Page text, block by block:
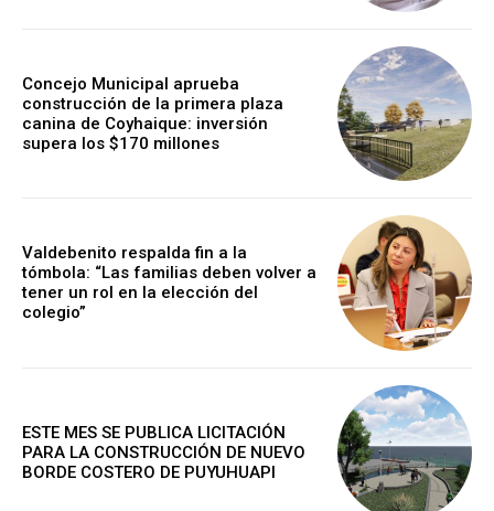
Concejo Municipal aprueba
construcción de la primera plaza
canina de Coyhaique: inversión
supera los $170 millones
Valdebenito respalda fin a la
tómbola: “Las familias deben volver a
tener un rol en la elección del
colegio”
ESTE MES SE PUBLICA LICITACIÓN
PARA LA CONSTRUCCIÓN DE NUEVO
BORDE COSTERO DE PUYUHUAPI